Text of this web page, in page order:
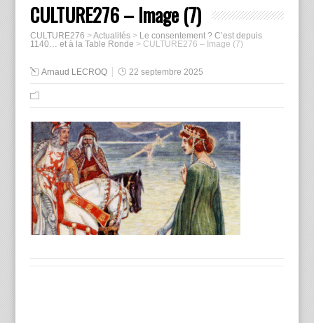
CULTURE276 – Image (7)
CULTURE276 >Actualités> Le consentement ? C’est depuis
1140… et à la Table Ronde > CULTURE276 – Image (7)
Arnaud LECROQ 22 septembre 2025